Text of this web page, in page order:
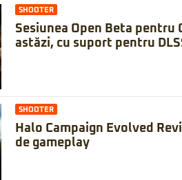
SHOOTER
Sesiunea Open Beta pentru
astăzi, cu suport pentru
SHOOTER
Halo Campaign Evolved
de gameplay